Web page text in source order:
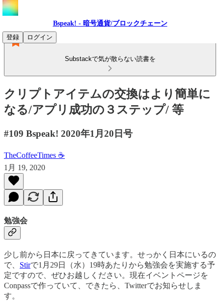
Bspeak! - 暗号通貨/ブロックチェーン
登録
ログイン
Substackで気が散らない読書を
クリプトアイテムの交換はより簡単に
なる/アプリ成功の３ステップ/ 等
#109 Bspeak! 2020年1月20日号
TheCoffeeTimes ☕
1月 19, 2020
勉強会
少し前から日本に戻ってきています。せっかく日本にいるの
で、 Stirで1月29日（水）19時あたりから勉強会を実施する予
定ですので、ぜひお越しください。現在イベントページを
Conpassで作っていて、できたら、Twitterでお知らせしま
す。